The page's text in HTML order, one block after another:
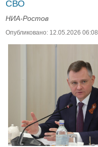
СВО
НИА-Ростов
Опубликовано: 12.05.2026 06:08